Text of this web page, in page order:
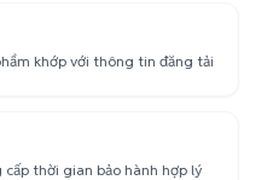
khớp với thông tin đăng tải
thời gian bảo hành hợp lý